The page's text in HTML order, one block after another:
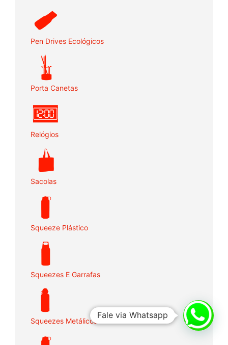
Pen Drives Ecológicos
Porta Canetas
Relógios
Sacolas
Squeeze Plástico
Squeezes E Garrafas
Squeezes Metálicos
Fale via Whatsapp